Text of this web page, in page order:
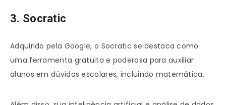
3. Socratic
Adquirido pela Google, o Socratic se destaca como
uma ferramenta gratuita e poderosa para auxiliar
alunos em dúvidas escolares, incluindo matemática.